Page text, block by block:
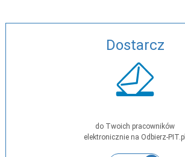
Dostarcz
do Twoich pracowników
elektronicznie na Odbierz-PIT.pl